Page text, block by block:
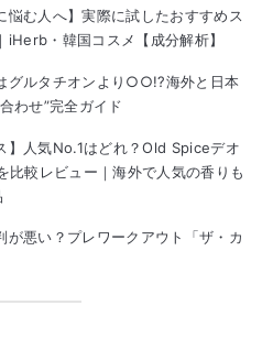
悩む人へ】実際に試したおすすめス
iHerb・韓国コスメ【成分解析】
グルタチオンより○○!?海外と日本
わせ”完全ガイド
】人気No.1はどれ？Old Spiceデオ
比較レビュー｜海外で人気の香りも
が悪い？プレワークアウト「ザ・カ